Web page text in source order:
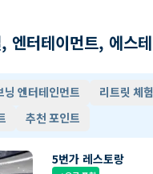
엔터테이먼트, 에스테
닝 엔터테인먼트
리트릿 체험
추천 포인트
5번가 레스토랑